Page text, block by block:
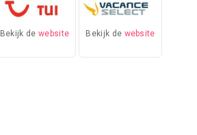
Bekijk dewebsite Bekijk de website